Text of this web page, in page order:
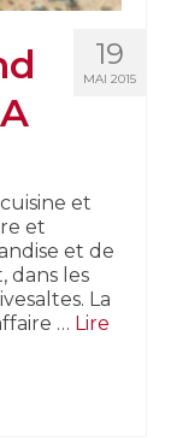
19
MAI 2015
et
et
et de
dans les
La
… Lire